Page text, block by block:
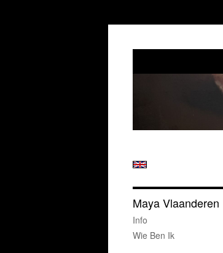
Maya Vlaanderen
Info
Wie Ben Ik